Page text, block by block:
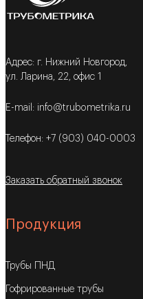
Адрес: г. Нижний Новгород,
ул. Ларина, 22, офис 1
E-mail: info@trubometrika.ru
Телефон: +7 (903) 040-0003
Заказать обратный звонок
Продукция
Трубы ПНД
Гофрированные трубы